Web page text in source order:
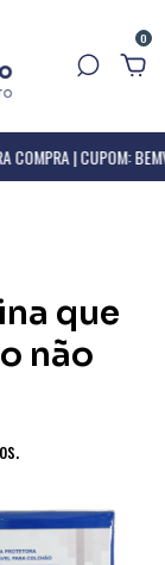
0
COMPRA | CUPOM:
que
não